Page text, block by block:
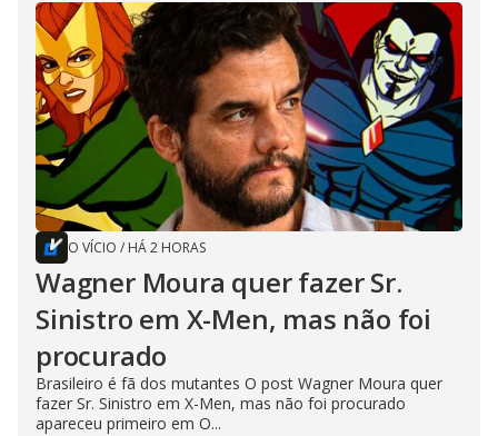
O VÍCIO / HÁ 2 HORAS
Wagner Moura quer fazer Sr.
Sinistro em X-Men, mas não foi
procurado
Brasileiro é fã dos mutantes O post Wagner Moura quer
fazer Sr. Sinistro em X-Men, mas não foi procurado
apareceu primeiro em O...